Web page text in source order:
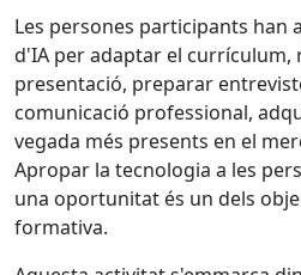
Les persones participants han
d'IA per adaptar el currículum,
presentació, preparar
comunicació professional,
vegada més presents en el
Apropar la tecnologia a les
una oportunitat és un dels
formativa.